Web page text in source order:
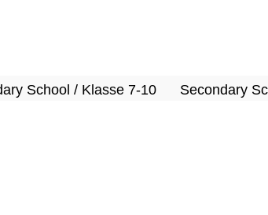
School / Klasse 7-10 Secondary